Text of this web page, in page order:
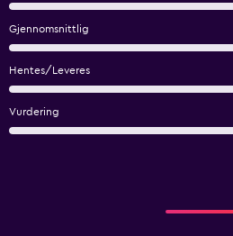
Gjennomsnittlig
Hentes/Leveres
Vurdering